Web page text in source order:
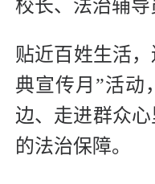
校长、法治辅导
贴近百姓生活
典宣传月”活动
边、走进群众
的法治保障。